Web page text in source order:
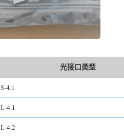
光接口类型
S-4.1
L-4.1
L-4.2